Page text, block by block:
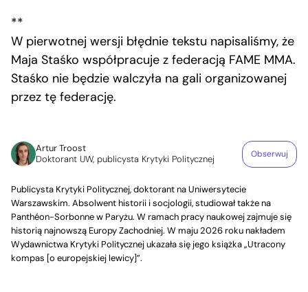
**
W pierwotnej wersji błędnie tekstu napisaliśmy, że
Maja Staśko współpracuje z federacją FAME MMA.
Staśko nie będzie walczyła na gali organizowanej
przez tę federację.
Artur Troost
Doktorant UW, publicysta Krytyki Politycznej
Obserwuj
Publicysta Krytyki Politycznej, doktorant na Uniwersytecie
Warszawskim. Absolwent historii i socjologii, studiował także na
Panthéon-Sorbonne w Paryżu. W ramach pracy naukowej zajmuje się
historią najnowszą Europy Zachodniej. W maju 2026 roku nakładem
Wydawnictwa Krytyki Politycznej ukazała się jego książka „Utracony
kompas [o europejskiej lewicy]”.